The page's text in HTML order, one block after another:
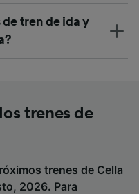
tren de ida y
trenes de
trenes de Cella
2026. Para